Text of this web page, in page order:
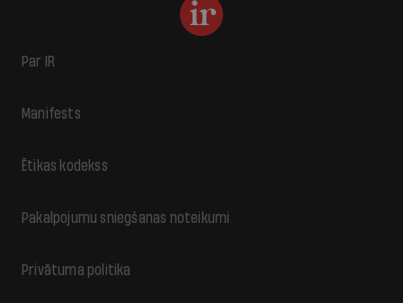
Par IR
Manifests
Ētikas kodekss
Pakalpojumu sniegšanas noteikumi
Privātuma politika